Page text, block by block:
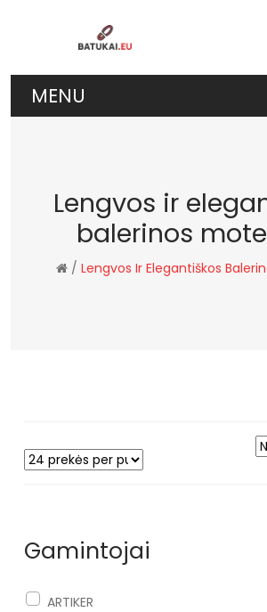
Lengvos ir
balerinos
/ Lengvos Ir Elegantiškos
Gamintojai
ARTIKER